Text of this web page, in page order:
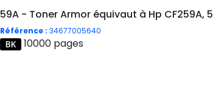
59A - Toner Armor équivaut à Hp CF259A,
Référence : 34677005640
10000 pages